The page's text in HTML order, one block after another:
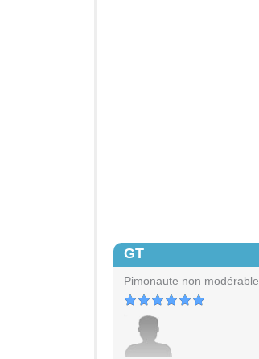
GT
Pimonaute non modérable